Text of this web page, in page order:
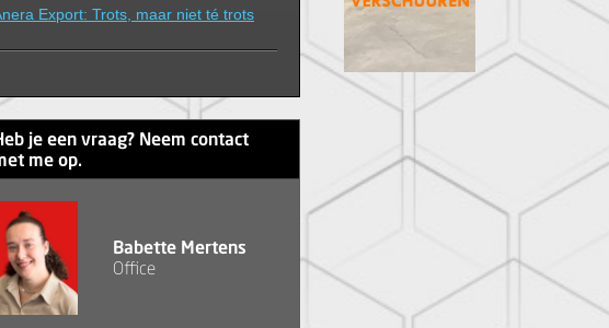
Export: Trots, maar niet té trots
je een vraag? Neem contact
me op.
Babette Mertens
Office